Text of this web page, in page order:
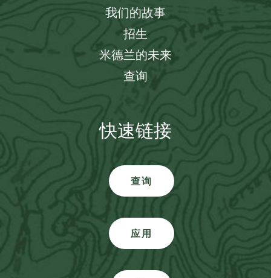
我们的故事
招生
米德兰的未来
查询
快速链接
查询
应用